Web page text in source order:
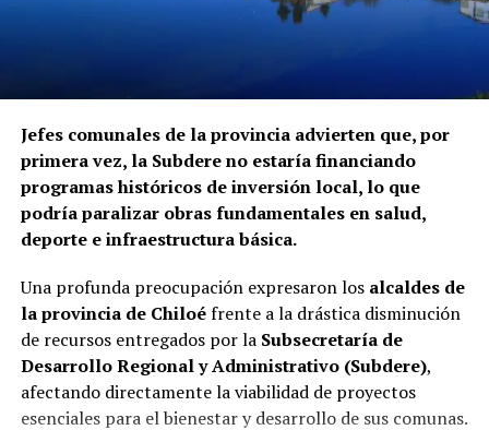
Jefes comunales de la provincia advierten que, por
primera vez, la Subdere no estaría financiando
programas históricos de inversión local, lo que
podría paralizar obras fundamentales en salud,
deporte e infraestructura básica.
Una profunda preocupación expresaron los alcaldes de
la provincia de Chiloéfrente a la drástica disminución
de recursos entregados por la Subsecretaría de
Desarrollo Regional y Administrativo (Subdere),
afectando directamente la viabilidad de proyectos
esenciales para el bienestar y desarrollo de sus comunas.